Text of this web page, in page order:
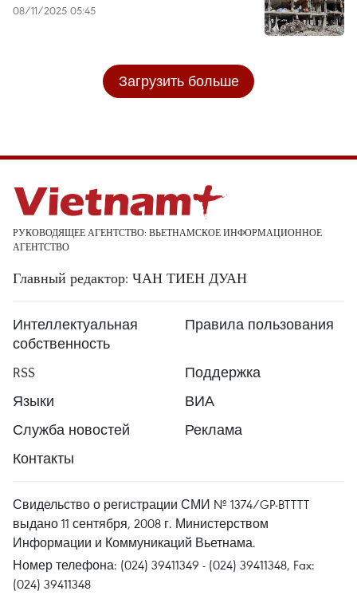
08/11/2025 05:45
Загрузить больше
РУКОВОДЯЩЕЕ АГЕНТСТВО: ВЬЕТНАМСКОЕ ИНФОРМАЦИОННОЕ
АГЕНТСТВО
Главный редактор: ЧАН ТИЕН ДУАН
Интеллектуальная
собственность
Правила пользования
RSS
Поддержка
Языки
ВИА
Служба новостей
Реклама
Контакты
Свидельство о регистрации СМИ № 1374/GP-BTTTT
выдано 11 сентября, 2008 г. Министерством
Информации и Коммуникаций Вьетнама.
Номер телефона: (024) 39411349 - (024) 39411348, Fax:
(024) 39411348